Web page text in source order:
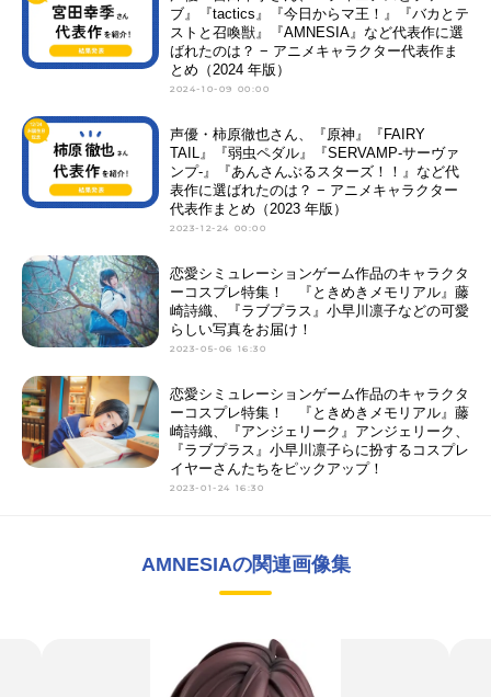
ブ』『tactics』『今日からマ王！』『バカとテ
ストと召喚獣』『AMNESIA』など代表作に選
ばれたのは？ − アニメキャラクター代表作ま
とめ（2024 年版）
2024-10-09 00:00
声優・柿原徹也さん、『原神』『FAIRY
TAIL』『弱虫ペダル』『SERVAMP-サーヴァ
ンプ-』『あんさんぶるスターズ！！』など代
表作に選ばれたのは？ − アニメキャラクター
代表作まとめ（2023 年版）
2023-12-24 00:00
恋愛シミュレーションゲーム作品のキャラクタ
ーコスプレ特集！ 『ときめきメモリアル』藤
崎詩織、『ラブプラス』小早川凛子などの可愛
らしい写真をお届け！
2023-05-06 16:30
恋愛シミュレーションゲーム作品のキャラクタ
ーコスプレ特集！ 『ときめきメモリアル』藤
崎詩織、『アンジェリーク』アンジェリーク、
『ラブプラス』小早川凛子らに扮するコスプレ
イヤーさんたちをピックアップ！
2023-01-24 16:30
AMNESIAの関連画像集